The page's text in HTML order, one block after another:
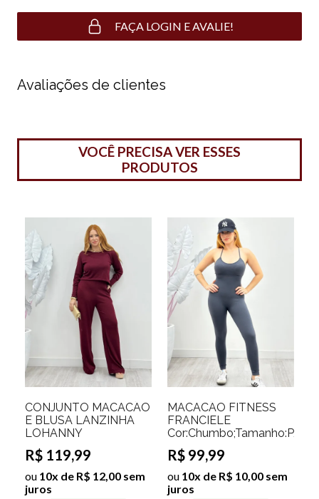
FAÇA LOGIN E AVALIE!
Avaliações de clientes
VOCÊ PRECISA VER ESSES
PRODUTOS
CONJUNTO MACACÃO
E BLUSA LANZINHA
LOHANNY
R$ 119,99
ou 10x de R$ 12,00 sem
juros
MACACÃO FITNESS
FRANCIELE
Cor:Chumbo;Tamanho:P/M
R$ 99,99
ou 10x de R$ 10,00 sem
juros